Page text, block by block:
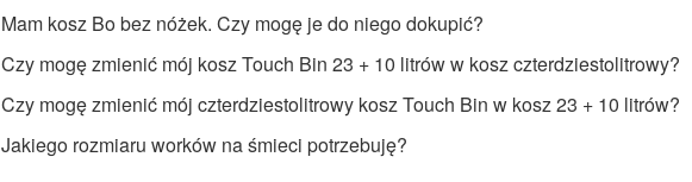
Mam kosz Bo bez nóżek. Czy mogę je do niego dokupić?
Czy mogę zmienić mój kosz Touch Bin 23 + 10 litrów w kosz czterdziestolitrowy?
Czy mogę zmienić mój czterdziestolitrowy kosz Touch Bin w kosz 23 + 10 litrów?
Jakiego rozmiaru worków na śmieci potrzebuję?